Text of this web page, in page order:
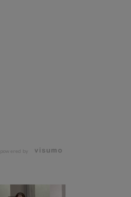
powered by